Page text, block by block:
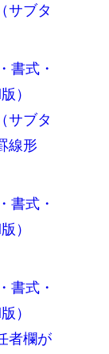
サブタ
書式・
）
サブタ
線形
書式・
）
書式・
）
者欄が